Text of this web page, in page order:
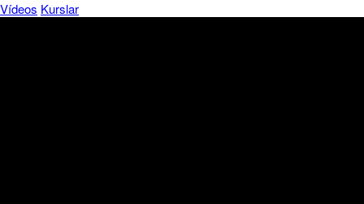
Vídeos Kurslar